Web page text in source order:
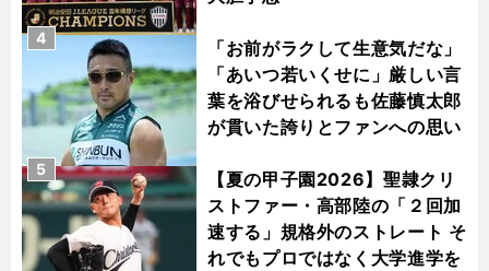
「お前がラクして生意気だな」
「あいつ若いくせに」厳しい言
葉を浴びせられるも佐藤慎太郎
が貫いた誇りとファンへの思い
4
【夏の甲子園2026】聖隷クリ
ストファー・高部陸の「２回加
速する」規格外のストレート そ
れでもプロではなく大学進学を
5